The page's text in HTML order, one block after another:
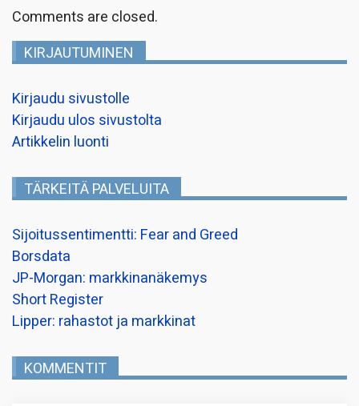
Comments are closed.
KIRJAUTUMINEN
Kirjaudu sivustolle
Kirjaudu ulos sivustolta
Artikkelin luonti
TÄRKEITÄ PALVELUITA
Sijoitussentimentti: Fear and Greed
Borsdata
JP-Morgan: markkinanäkemys
Short Register
Lipper: rahastot ja markkinat
KOMMENTIT